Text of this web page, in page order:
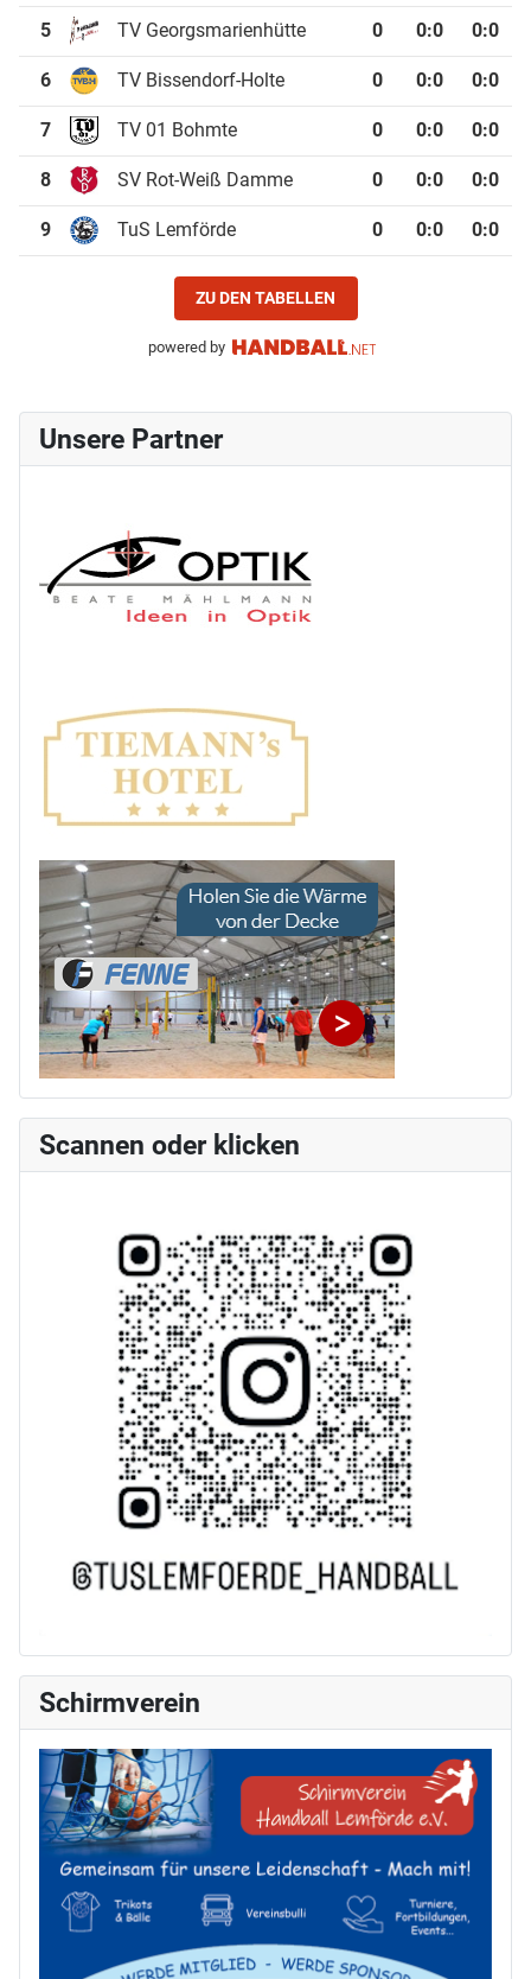
5 TV Georgsmarienhütte 0 0:0 0:0
6 TV Bissendorf-Holte 0 0:0 0:0
7 TV 01 Bohmte 0 0:0 0:0
8 SV Rot-Weiß Damme 0 0:0 0:0
9 TuS Lemförde 0 0:0 0:0
ZU DEN TABELLEN
powered by
Unsere Partner
Scannen oder klicken
Schirmverein